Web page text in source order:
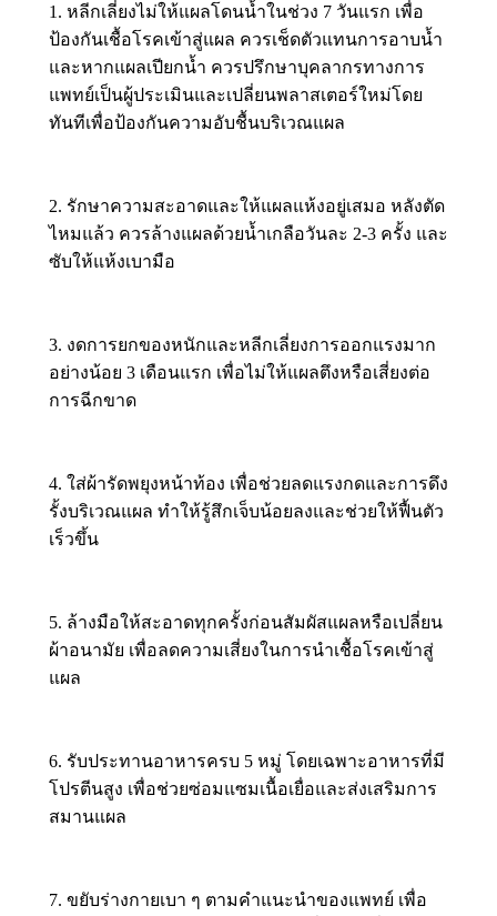
1. หลีกเลี่ยงไม่ให้แผลโดนน้ำในช่วง 7 วันแรก เพื่อ
ป้องกันเชื้อโรคเข้าสู่แผล ควรเช็ดตัวแทนการอาบน้ำ
และหากแผลเปียกน้ำ ควรปรึกษาบุคลากรทางการ
แพทย์เป็นผู้ประเมินและเปลี่ยนพลาสเตอร์ใหม่โดย
ทันทีเพื่อป้องกันความอับชื้นบริเวณแผล
2. รักษาความสะอาดและให้แผลแห้งอยู่เสมอ หลังตัด
ไหมแล้ว ควรล้างแผลด้วยน้ำเกลือวันละ 2-3 ครั้ง และ
ซับให้แห้งเบามือ
3. งดการยกของหนักและหลีกเลี่ยงการออกแรงมาก
อย่างน้อย 3 เดือนแรก เพื่อไม่ให้แผลตึงหรือเสี่ยงต่อ
การฉีกขาด
4. ใส่ผ้ารัดพยุงหน้าท้อง เพื่อช่วยลดแรงกดและการดึง
รั้งบริเวณแผล ทำให้รู้สึกเจ็บน้อยลงและช่วยให้ฟื้นตัว
เร็วขึ้น
5. ล้างมือให้สะอาดทุกครั้งก่อนสัมผัสแผลหรือเปลี่ยน
ผ้าอนามัย เพื่อลดความเสี่ยงในการนำเชื้อโรคเข้าสู่
แผล
6. รับประทานอาหารครบ 5 หมู่ โดยเฉพาะอาหารที่มี
โปรตีนสูง เพื่อช่วยซ่อมแซมเนื้อเยื่อและส่งเสริมการ
สมานแผล
7. ขยับร่างกายเบา ๆ ตามคำแนะนำของแพทย์ เพื่อ